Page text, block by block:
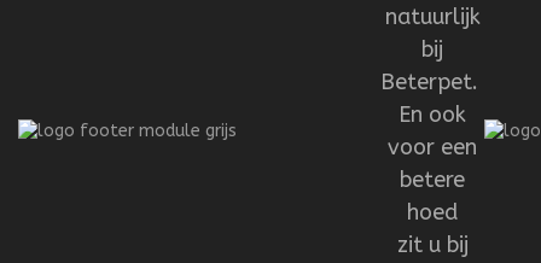
natuurlijk
bij
Beterpet.
En ook
voor een
betere
hoed
zit u bij